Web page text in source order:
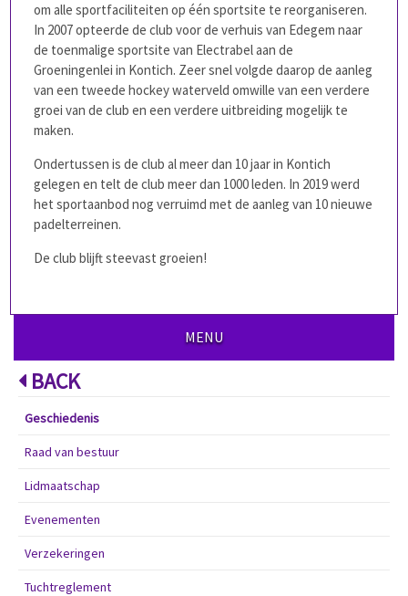
om alle sportfaciliteiten op één sportsite te reorganiseren.
In 2007 opteerde de club voor de verhuis van Edegem naar
de toenmalige sportsite van Electrabel aan de
Groeningenlei in Kontich. Zeer snel volgde daarop de aanleg
van een tweede hockey waterveld omwille van een verdere
groei van de club en een verdere uitbreiding mogelijk te
maken.
Ondertussen is de club al meer dan 10 jaar in Kontich
gelegen en telt de club meer dan 1000 leden. In 2019 werd
het sportaanbod nog verruimd met de aanleg van 10 nieuwe
padelterreinen.
De club blijft steevast groeien!
MENU
BACK
Geschiedenis
Raad van bestuur
Lidmaatschap
Evenementen
Verzekeringen
Tuchtreglement